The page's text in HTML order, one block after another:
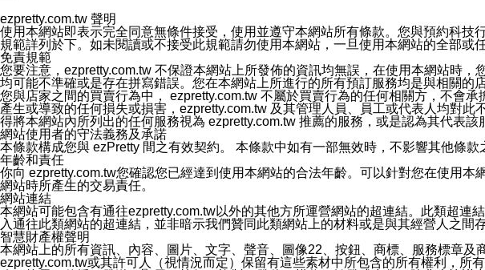
您同意本公司網站，透過您所提供的郵件地址與您取得聯絡並傳送或宣傳本網站
停止接收這些資料或電子郵件。
十五、訊息通知
本公司/本服務將以通知型訊息傳送重要訊息給您。即使未加入本公司/本服務好友
本公司/本服務傳送之通知型訊息以對您有效且重要的訊息為限，以廣告或其他目
1.LINE 帳號設定的電話號碼與本公司/本服務所傳來的電話號碼比對相符。
2.該 LINE 帳號已在 LINE APP 設定中，同意接收通知型訊息。
3.LINE 帳號未封鎖傳送訊息之 LINE 官方帳號。
欲變更通知型訊息的設定，操作如下：
1.點選「主頁」＞「設定」
2.點選「隱私設定」
3.點選「提供使用資料」
4.點選「LINE通知型訊息」
5.開關「接收LINE通知型訊息」
❗️關閉「接收通知型訊息」後，將不會接收到來自任何企業官方帳號或認證官方帳號
ezpretty.com.tw 聲明
使用本網站即表示完全同意無條件接受，使用並遵守本網站所有條款。您與預約科
規範詳列於下。如未閱讀或不接受此規範請勿使用本網站，一旦使用本網站的全部或
免責規範
您要注意，ezpretty.com.tw 不保證本網站上所發佈的資訊均無誤，在使用本網站時
均可能不準確或是存在拼寫錯誤。您在本網站上所進行的所有預訂服務均是與相關
您與店家之間的買賣行為中， ezpretty.com.tw 不屬於買賣行為的任何相關方，不會
產生或導致的任何損失或損害，ezpretty.com.tw 及其管理人員、員工或代表人均對
得將本網站內所列出的任何服務視為 ezpretty.com.tw 推薦的服務，或是認為其代表
網站使用者的守法義務及承諾
本條款構成您與 ezPretty 間之有效契約。 本條款中如有一部無效時，不影響其他條
年齡和責任
你向 ezpretty.com.tw您確認您已經達到使用本網站的合法年齡。可以針對您在使用
網站時所產生的交易責任。
網站連結
本網站可能包含有通往ezpretty.com.tw以外的其他方所運營網站的超連結。此類超
入通往此類網站的超連結，並非暗示我們贊同此類網站上的材料或是與其經營人之間
智慧財產權聲明
本網站上的所有資訊、內容、圖片、文字、聲音、圖像22、按鈕、商標、服務標章
ezpretty.com.tw或其許可人（視情況而定）保留有這些素材中所包含的所有權利，